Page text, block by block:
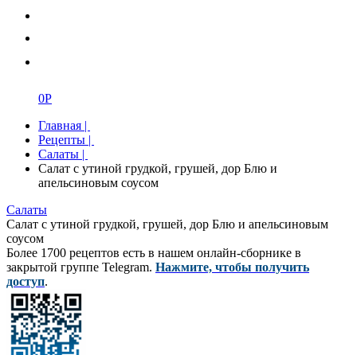
0Р
Главная |
Рецепты |
Салаты |
Салат с утиной грудкой, грушей, дор Блю и
апельсиновым соусом
Салаты
Салат с утиной грудкой, грушей, дор Блю и апельсиновым
соусом
Более 1700 рецептов есть в нашем онлайн-сборнике в
закрытой группе Telegram. Нажмите, чтобы получить
доступ.